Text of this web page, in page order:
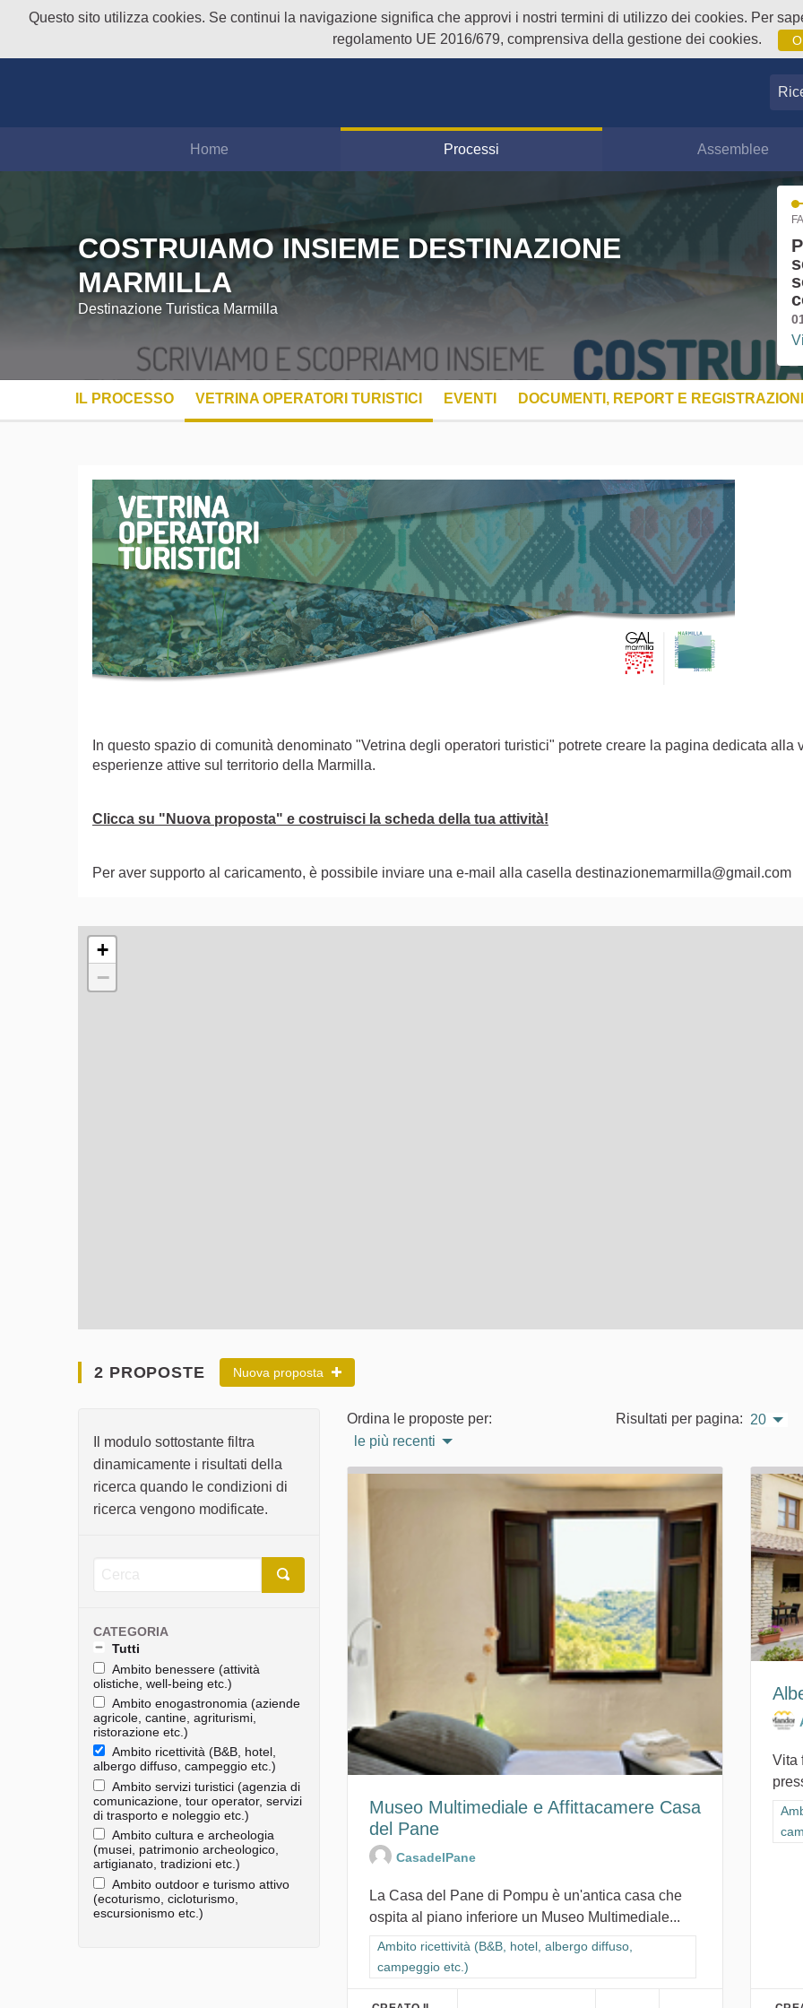
Questo sito utilizza cookies. Se continui la navigazione significa che approvi i nostri termini di utilizzo dei cookies. Per
regolamento UE 2016/679, comprensiva della gestione dei cookies.
Home Processi Assemblee
COSTRUIAMO INSIEME DESTINAZIONE
MARMILLA
Destinazione Turistica Marmilla
IL PROCESSO VETRINA OPERATORI TURISTICI EVENTI DOCUMENTI, REPORT E
In questo spazio di comunità denominato "Vetrina degli operatori turistici" potrete creare la pagina dedicata
esperienze attive sul territorio della Marmilla.
Clicca su "Nuova proposta" e costruisci la scheda della tua attività!
Per aver supporto al caricamento, è possibile inviare una e-mail alla casella destinazionemarmilla@gmail.com
L'elemento seguente è una mappa che presenta gli elementi di questa pagina come punti della mappa.
+
−
2 PROPOSTE Nuova proposta
Il modulo sottostante filtra
dinamicamente i risultati della
ricerca quando le condizioni di
ricerca vengono modificate.
CATEGORIA
Tutti
Ambito benessere (attività
olistiche, well-being etc.)
Ambito enogastronomia (aziende
agricole, cantine, agriturismi,
ristorazione etc.)
Ambito ricettività (B&B, hotel,
albergo diffuso, campeggio etc.)
Ambito servizi turistici (agenzia di
comunicazione, tour operator, servizi
di trasporto e noleggio etc.)
Ambito cultura e archeologia
(musei, patrimonio archeologico,
artigianato, tradizioni etc.)
Ambito outdoor e turismo attivo
(ecoturismo, cicloturismo,
escursionismo etc.)
Ordina le proposte per:
le più recenti
Risultati per pagina: 20
Museo Multimediale e Affittacamere Casa
del Pane
CasadelPane
La Casa del Pane di Pompu è un'antica casa che
ospita al piano inferiore un Museo Multimediale...
Filtra i risultati per categoria: Ambito ricettività (B&B, hotel, albergo diffuso,
Ambito ricettività (B&B, hotel, albergo diffuso,
campeggio etc.)
Vita